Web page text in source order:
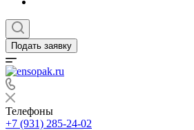
Подать заявку
Телефоны
+7 (931) 285-24-02